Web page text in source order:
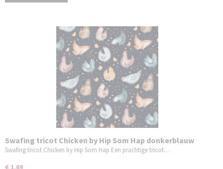
Swafing tricot Chicken by Hip Som Hap donkerblauw
Swafing tricot Chicken by Hip Som Hap Een prachtige tricot…
€ 1,69